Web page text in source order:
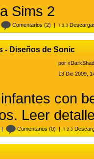
Sims 2
Comentarios (2) |
- Diseños de Sonic
por
13 Dic 2009,
con
Leer
| Comentarios (0) |